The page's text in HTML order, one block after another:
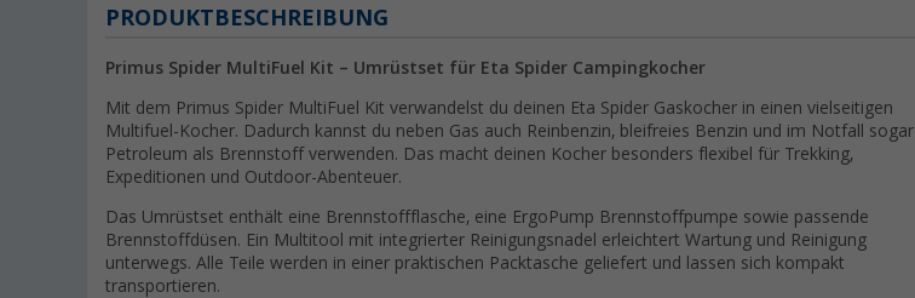
PRODUKTBESCHREIBUNG
Primus Spider MultiFuel Kit – Umrüstset für Eta Spider Campingkocher
Mit dem Primus Spider MultiFuel Kit verwandelst du deinen Eta Spider Gaskocher in einen vielseitigen
Multifuel-Kocher. Dadurch kannst du neben Gas auch Reinbenzin, bleifreies Benzin und im Notfall sogar
Petroleum als Brennstoff verwenden. Das macht deinen Kocher besonders flexibel für Trekking,
Expeditionen und Outdoor-Abenteuer.
Das Umrüstset enthält eine Brennstoffflasche, eine ErgoPump Brennstoffpumpe sowie passende
Brennstoffdüsen. Ein Multitool mit integrierter Reinigungsnadel erleichtert Wartung und Reinigung
unterwegs. Alle Teile werden in einer praktischen Packtasche geliefert und lassen sich kompakt
transportieren.